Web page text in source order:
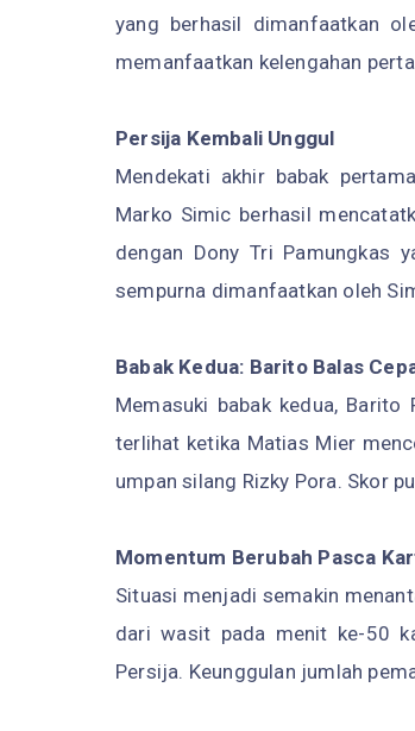
yang berhasil dimanfaatkan
memanfaatkan kelengahan
Persija Kembali Unggul
Mendekati akhir babak
Marko Simic berhasil
dengan Dony Tri Pamungkas
sempurna dimanfaatkan oleh
Babak Kedua: Barito Balas
Memasuki babak kedua,
terlihat ketika Matias Mier
umpan silang Rizky Pora. Skor
Momentum Berubah Pasca
Situasi menjadi semakin
dari wasit pada menit ke-50
Persija. Keunggulan jumlah